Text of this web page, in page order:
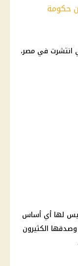
حكومة
انتشرت في مصر،
لها أي أساس
الكثيرون